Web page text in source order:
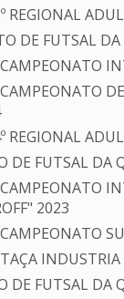
REGIONAL
DE FUTSAL
REGIONAL
DE FUTSAL DA
2023
INDUSTRIA
DE FUTSAL DA